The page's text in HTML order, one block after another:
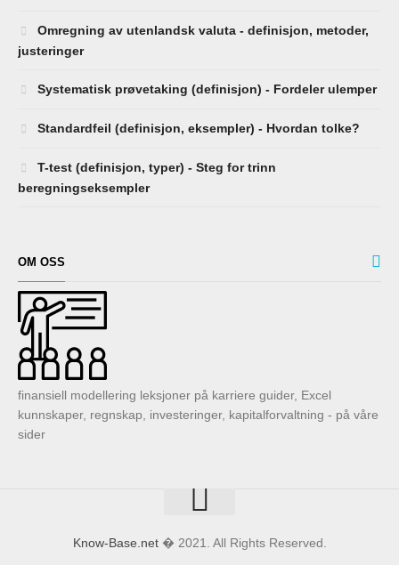
Omregning av utenlandsk valuta - definisjon, metoder,
justeringer
Systematisk prøvetaking (definisjon) - Fordeler ulemper
Standardfeil (definisjon, eksempler) - Hvordan tolke?
T-test (definisjon, typer) - Steg for trinn
beregningseksempler
OM OSS
finansiell modellering leksjoner på karriere guider, Excel
kunnskaper, regnskap, investeringer, kapitalforvaltning - på våre
sider
Know-Base.net� 2021. All Rights Reserved.